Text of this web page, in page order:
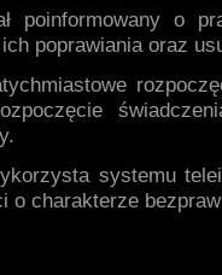
poinformowany o
poprawiania oraz
systemu
o charakterze